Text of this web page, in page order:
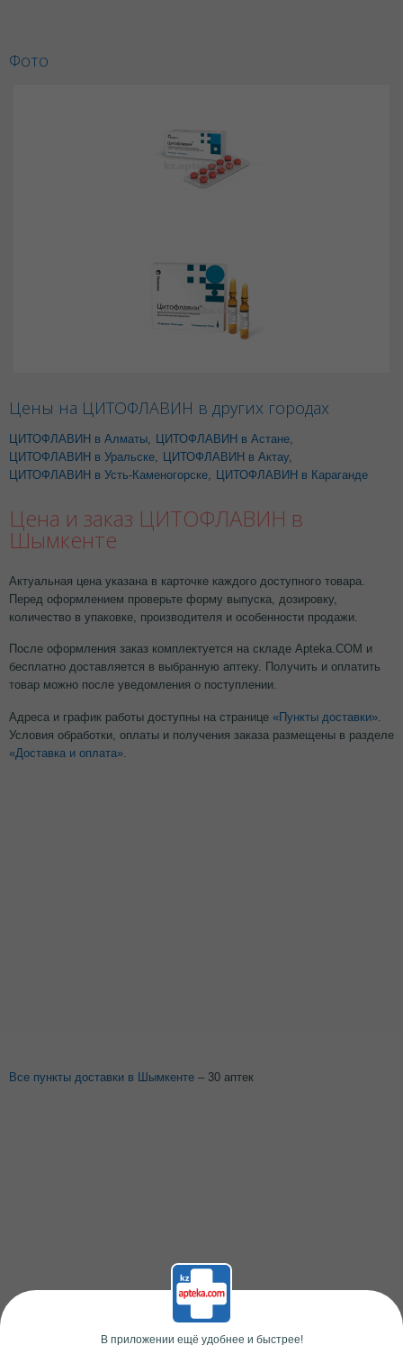
Фото
Цены на ЦИТОФЛАВИН в других городах
ЦИТОФЛАВИН в Алматы ЦИТОФЛАВИН в Астане
ЦИТОФЛАВИН в Уральске
ЦИТОФЛАВИН в Актау,
ЦИТОФЛАВИН в Усть-Каменогорске
ЦИТОФЛАВИН в Караганде
Цена и заказ ЦИТОФЛАВИН в
Шымкенте
Актуальная цена указана в карточке каждого доступного товара.
Перед оформлением проверьте форму выпуска, дозировку,
количество в упаковке, производителя и особенности продажи.
После оформления заказ комплектуется на складе Apteka.COM и
бесплатно доставляется в выбранную аптеку. Получить и оплатить
товар можно после уведомления о поступлении.
Адреса и график работы доступны на странице «Пункты доставки»
Условия обработки, оплаты и получения заказа размещены в разделе
«Доставка и оплата»
Все пункты доставки в Шымкенте – 30 аптек
В приложении ещё удобнее и быстрее!